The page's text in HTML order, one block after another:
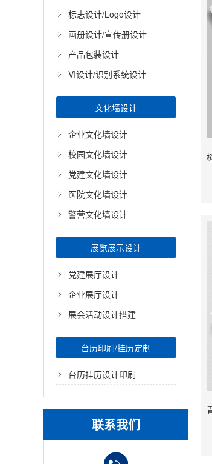
标志设计/Logo设计
画册设计/宣传册设计
产品包装设计
VI设计/识别系统设计
文化墙设计
企业文化墙设计
校园文化墙设计
党建文化墙设计
医院文化墙设计
警营文化墙设计
展览展示设计
党建展厅设计
企业展厅设计
展会活动设计搭建
台历印刷/挂历定制
台历挂历设计印刷
联系我们